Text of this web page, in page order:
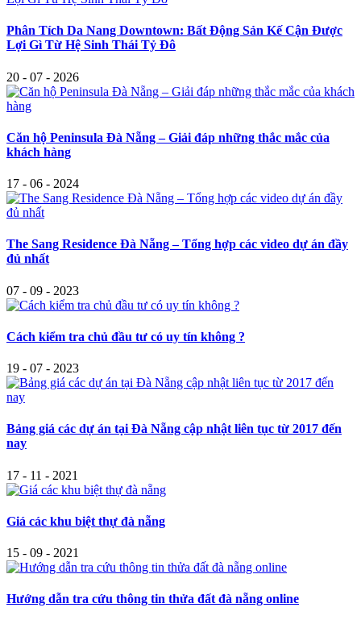
Phân Tích Da Nang Downtown: Bất Động Sản Kế Cận Được
Lợi Gì Từ Hệ Sinh Thái Tỷ Đô
20 - 07 - 2026
Căn hộ Peninsula Đà Nẵng – Giải đáp những thắc mắc của
khách hàng
17 - 06 - 2024
The Sang Residence Đà Nẵng – Tổng hợp các video dự án đầy
đủ nhất
07 - 09 - 2023
Cách kiểm tra chủ đầu tư có uy tín không ?
19 - 07 - 2023
Bảng giá các dự án tại Đà Nẵng cập nhật liên tục từ 2017 đến
nay
17 - 11 - 2021
Giá các khu biệt thự đà nẵng
15 - 09 - 2021
Hướng dẫn tra cứu thông tin thửa đất đà nẵng online